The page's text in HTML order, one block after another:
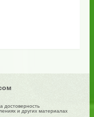
достоверность
и других материалах